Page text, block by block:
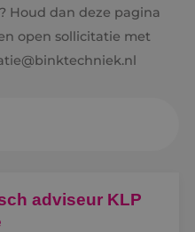
Houd dan deze pagina
open sollicitatie met
adviseur KLP